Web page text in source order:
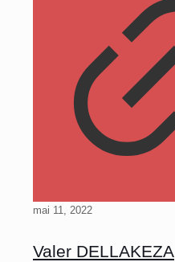
mai 11, 2022
Valer DELLAKEZA